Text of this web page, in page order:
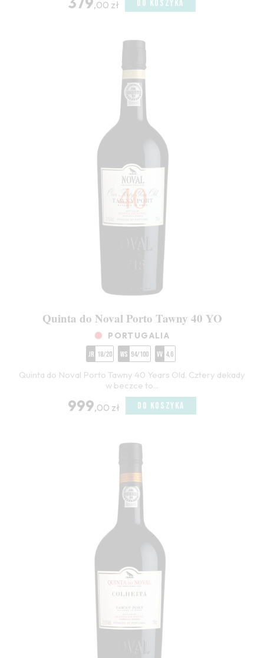
,00 zł DO KOSZYKA
Quinta do Noval Porto Tawny 40 YO
PORTUGALIA
JR 18/20 WS 94/100 VV 4,6
Quinta do Noval Porto Tawny 40 Years Old. Cztery dekady
w beczce to...
999,00 zł DO KOSZYKA